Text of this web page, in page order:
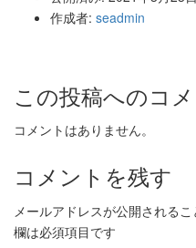
作成者: seadmin
この投稿へのコ
コメントはありません。
コメントを残す
メールアドレスが公開されるこ
欄は必須項目です